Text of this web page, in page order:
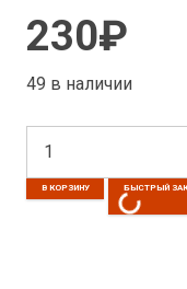
230₽
49 в наличии
Количество
Патрон
В КОРЗИНУ БЫСТРЫЙ